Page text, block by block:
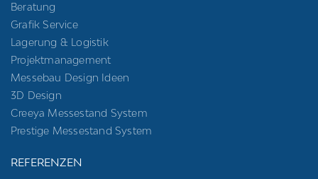
Beratung
Grafik Service
Lagerung & Logistik
Projektmanagement
Messebau Design Ideen
3D Design
Creeya Messestand System
Prestige Messestand System
REFERENZEN